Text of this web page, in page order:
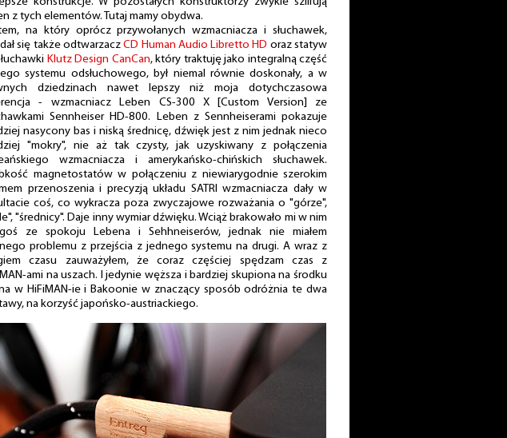
z tych elementów. Tutaj mamy obydwa.
na który oprócz przywołanych wzmacniacza i słuchawek,
się także odtwarzaczCD Human Audio Libretto HD oraz statyw
Klutz Design CanCan, który traktuję jako integralną część
systemu odsłuchowego, był niemal równie doskonały, a w
dziedzinach nawet lepszy niż moja dotychczasowa
- wzmacniacz Leben CS-300 X [Custom Version] ze
Sennheiser HD-800. Leben z Sennheiserami pokazuje
nasycony bas i niską średnicę, dźwięk jest z nim jednak nieco
"mokry", nie aż tak czysty, jak uzyskiwany z połączenia
wzmacniacza i amerykańsko-chińskich słuchawek.
magnetostatów w połączeniu z niewiarygodnie szerokim
przenoszenia i precyzją układu SATRI wzmacniacza dały w
coś, co wykracza poza zwyczajowe rozważania o "górze",
"średnicy". Daje inny wymiar dźwięku. Wciąż brakowało mi w nim
ze spokoju Lebena i Sehhneiserów, jednak nie miałem
problemu z przejścia z jednego systemu na drugi. A wraz z
czasu zauważyłem, że coraz częściej spędzam czas z
ami na uszach. I jedynie węższa i bardziej skupiona na środku
w HiFiMAN-ie i Bakoonie w znaczący sposób odróżnia te dwa
na korzyść japońsko-austriackiego.